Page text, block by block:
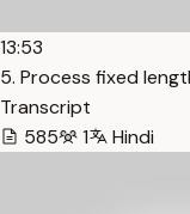
13:53
5. Process fixed
Transcript
585
1 Hindi